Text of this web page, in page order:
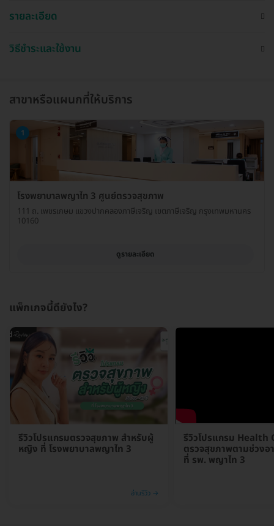
รายละเอียด
วิธีชำระและใช้งาน
สาขาหรือแผนกที่ให้บริการ
1
โรงพยาบาลพญาไท 3 ศูนย์ตรวจสุขภาพ
111 ถ. เพชรเกษม แขวงปากคลองภาษีเจริญ เขตภาษีเจริญ กรุงเทพมหานคร
10160
ดูรายละเอียด
แพ็กเกจนี้ดียังไง?
รีวิวโปรแกรมตรวจสุขภาพ สำหรับผู้
หญิง ที่ โรงพยาบาลพญาไท 3
อ่านรีวิว →
รีวิวโปรแกรม Health
ตรวจสุขภาพตามช่วงอ
ที่ รพ. พญาไท 3